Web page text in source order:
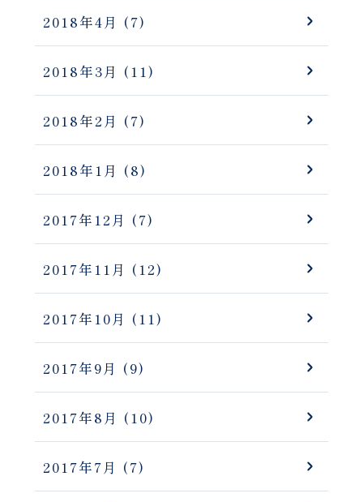
2018年4月 (7)
2018年3月 (11)
2018年2月 (7)
2018年1月 (8)
2017年12月 (7)
2017年11月 (12)
2017年10月 (11)
2017年9月 (9)
2017年8月 (10)
2017年7月 (7)